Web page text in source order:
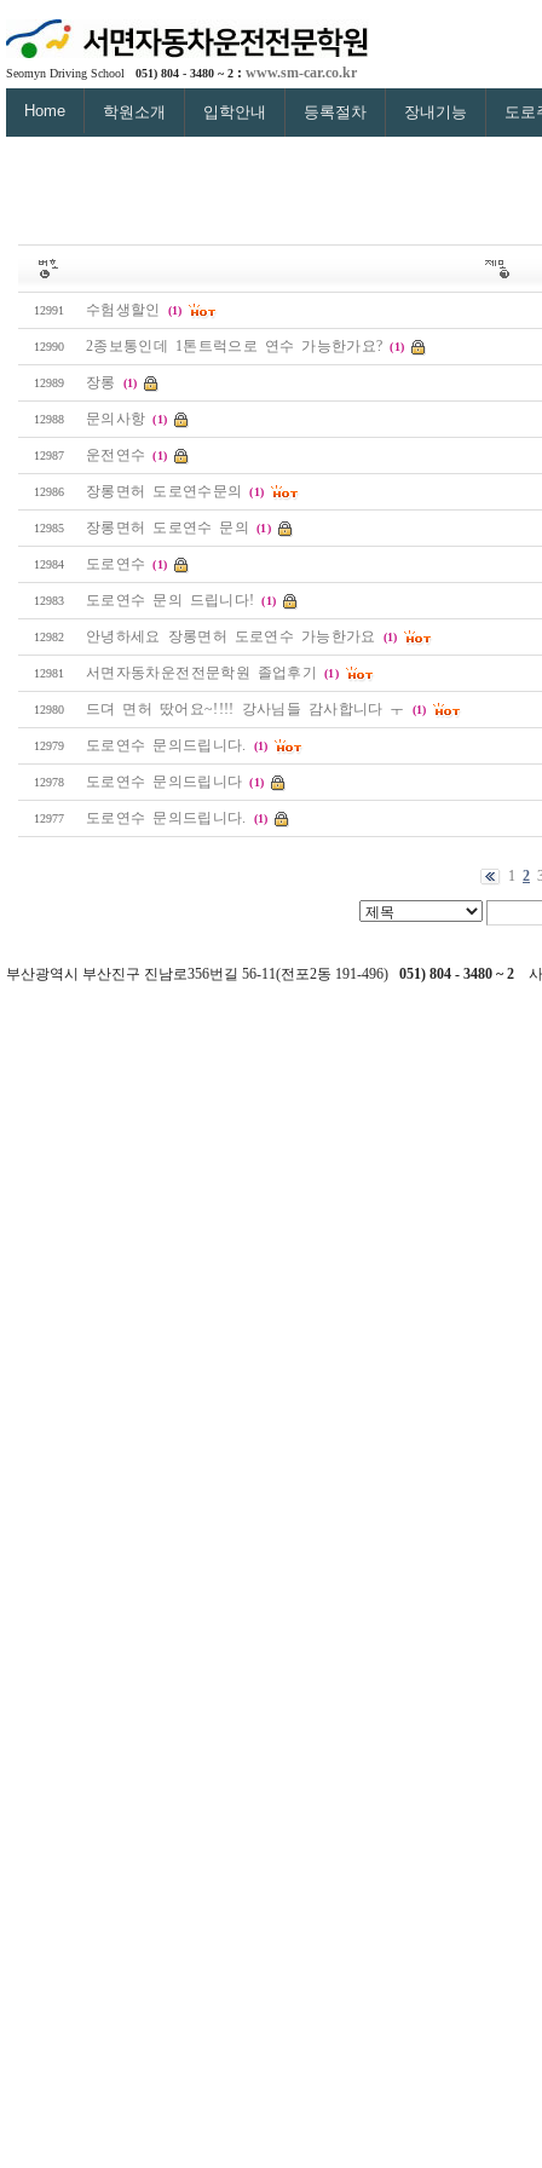
Seomyn Driving School 051) 804 - 3480 ~ 2 : www.sm-car.co.kr
Home 학원소개 입학안내 등록절차 장내기능 도로
12991 수험생할인 (1)
12990 2종보통인데 1톤트럭으로 연수 가능한가요? (1)
12989 장롱 (1)
12988 문의사항 (1)
12987 운전연수 (1)
12986 장롱면허 도로연수문의 (1)
12985 장롱면허 도로연수 문의 (1)
12984 도로연수 (1)
12983 도로연수 문의 드립니다! (1)
12982 안녕하세요 장롱면허 도로연수 가능한가요 (1)
12981 서면자동차운전전문학원 졸업후기 (1)
12980 드뎌 면허 땄어요~!!!! 강사님들 감사합니다 ㅜ (1)
12979 도로연수 문의드립니다. (1)
12978 도로연수 문의드립니다 (1)
12977 도로연수 문의드립니다. (1)
1 2
부산광역시 부산진구 진남로356번길 56-11(전포2동 191-496) 051) 804 - 3480 ~ 2